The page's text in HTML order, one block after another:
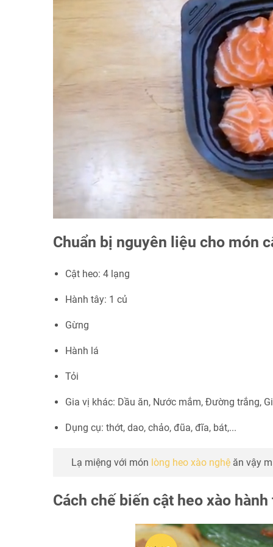
Chuẩn bị nguyên liệu cho món
Cật heo: 4 lạng
Hành tây: 1 củ
Gừng
Hành lá
Tỏi
Gia vị khác: Dầu ăn, Nước mắm, Đường trắng,
Dụng cụ: thớt, dao, chảo, đũa, đĩa, bát,...
Lạ miệng với món lòng heo xào nghệ ăn vậy
Cách chế biến cật heo xào hành